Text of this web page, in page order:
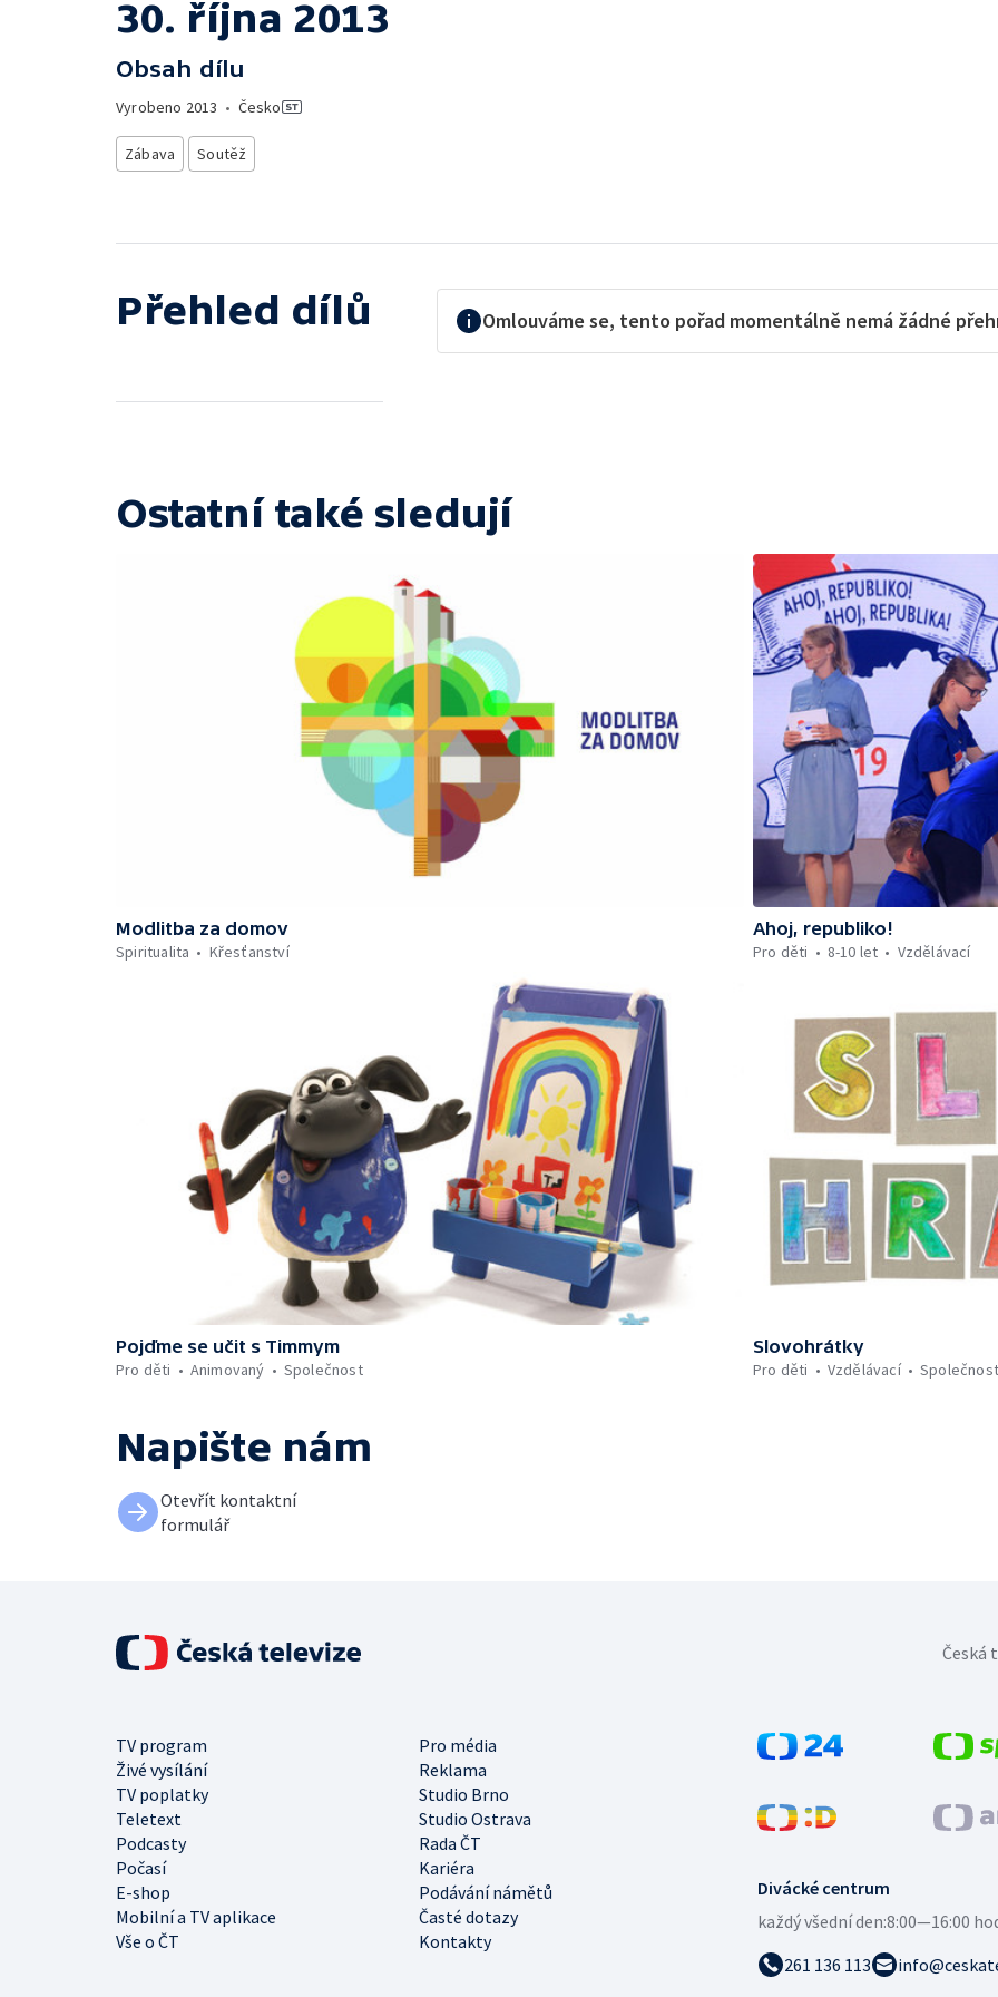
30. října 2013
Obsah dílu
Vyrobeno 2013 • Česko
Zábava Soutěž
Přehled dílů Omlouváme se, tento pořad momentálně nemá žádné
Ostatní také sledují
Modlitba za domov
Spiritualita
Křesťanství
Ahoj, republiko!
Pro děti
8-10 let Vzdělávací
Pojďme se učit s Timmym
Pro děti
Animovaný Společnost
Slovohrátky
Pro děti
Vzdělávací
Napište nám
Otevřít kontaktní
formulář
Divácké centrum
každý všední den:8:00—16:00
261 136 113
TV program
Pro média
Živé vysílání
Reklama
TV poplatky
Studio Brno
Teletext
Studio Ostrava
Podcasty
Rada ČT
Počasí
Kariéra
E-shop
Podávání námětů
Mobilní a TV aplikace
Časté dotazy
Vše o ČT
Kontakty
Česká